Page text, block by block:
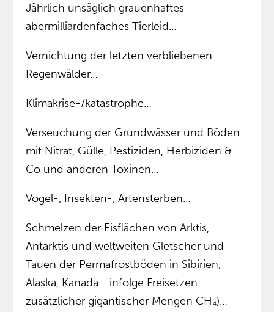
Jährlich unsäglich grauenhaftes
abermilliardenfaches Tierleid…
Vernichtung der letzten verbliebenen
Regenwälder…
Klimakrise-/katastrophe…
Verseuchung der Grundwässer und Böden
mit Nitrat, Gülle, Pestiziden, Herbiziden &
Co und anderen Toxinen…
Vogel-, Insekten-, Artensterben…
Schmelzen der Eisflächen von Arktis,
Antarktis und weltweiten Gletscher und
Tauen der Permafrostböden in Sibirien,
Alaska, Kanada… infolge Freisetzen
zusätzlicher gigantischer Mengen CH₄)…